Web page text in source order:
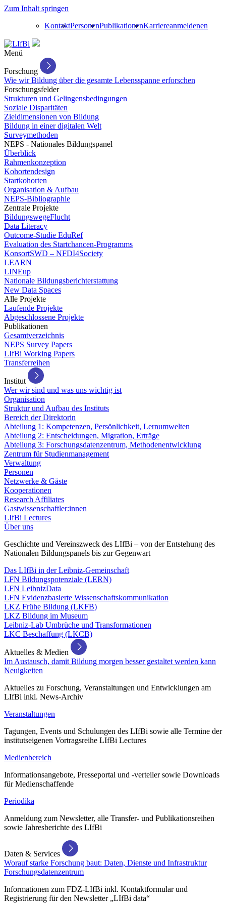
Zum Inhalt springen
KontaktPersonenPublikationenKarriereanmeldenen
Menü
Forschung
Wie wir Bildung über die gesamte Lebensspanne erforschen
Forschungsfelder
Strukturen und Gelingensbedingungen
Soziale Disparitäten
Zieldimensionen von Bildung
Bildung in einer digitalen Welt
Surveymethoden
NEPS - Nationales Bildungspanel
Überblick
Rahmenkonzeption
Kohortendesign
Startkohorten
Organisation & Aufbau
NEPS-Bibliographie
Zentrale Projekte
BildungswegeFlucht
Data Literacy
Outcome-Studie EduRef
Evaluation des Startchancen-Programms
KonsortSWD – NFDI4Society
LEARN
LINEup
Nationale Bildungsberichterstattung
New Data Spaces
Alle Projekte
Laufende Projekte
Abgeschlossene Projekte
Publikationen
Gesamtverzeichnis
NEPS Survey Papers
LIfBi Working Papers
Transferreihen
Institut
Wer wir sind und was uns wichtig ist
Organisation
Struktur und Aufbau des Instituts
Bereich der Direktorin
Abteilung 1: Kompetenzen, Persönlichkeit, Lernumwelten
Abteilung 2: Entscheidungen, Migration, Erträge
Abteilung 3: Forschungsdatenzentrum, Methodenentwicklung
Zentrum für Studienmanagement
Verwaltung
Personen
Netzwerke & Gäste
Kooperationen
Research Affiliates
Gastwissenschaftler:innen
LIfBi Lectures
Über uns
Geschichte und Vereinszweck des LIfBi – von der Entstehung des
Nationalen Bildungspanels bis zur Gegenwart
Das LIfBi in der Leibniz-Gemeinschaft
LFN Bildungspotenziale (LERN)
LFN LeibnizData
LFN Evidenzbasierte Wissenschaftskommunikation
LKZ Frühe Bildung (LKFB)
LKZ Bildung im Museum
Leibniz-Lab Umbrüche und Transformationen
LKC Beschaffung (LKCB)
Aktuelles & Medien
Im Austausch, damit Bildung morgen besser gestaltet werden kann
Neuigkeiten
Aktuelles zu Forschung, Veranstaltungen und Entwicklungen am
LIfBi inkl. News-Archiv
Veranstaltungen
Tagungen, Events und Schulungen des LIfBi sowie alle Termine der
institutseigenen Vortragsreihe LIfBi Lectures
Medienbereich
Informationsangebote, Presseportal und -verteiler sowie Downloads
für Medienschaffende
Periodika
Anmeldung zum Newsletter, alle Transfer- und Publikationsreihen
sowie Jahresberichte des LIfBi
Daten & Services
Worauf starke Forschung baut: Daten, Dienste und Infrastruktur
Forschungsdatenzentrum
Informationen zum FDZ-LIfBi inkl. Kontaktformular und
Registrierung für den Newsletter „LIfBi data“